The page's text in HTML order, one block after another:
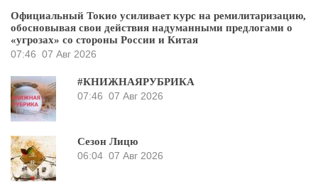
Официальный Токио усиливает курс на ремилитаризацию,
обосновывая свои действия надуманными предлогами о
«угрозах» со стороны России и Китая
07:46 07 Авг 2026
#КНИЖНАЯРУБРИКА
07:46 07 Авг 2026
Сезон Лицю
06:04 07 Авг 2026